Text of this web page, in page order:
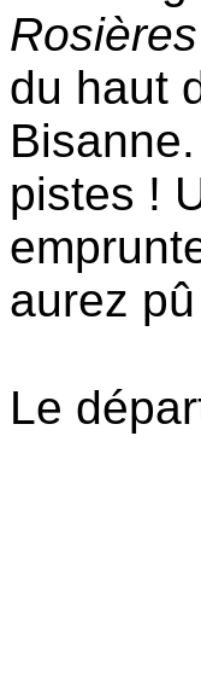
Rosières
du haut
pistes !
aurez
Le